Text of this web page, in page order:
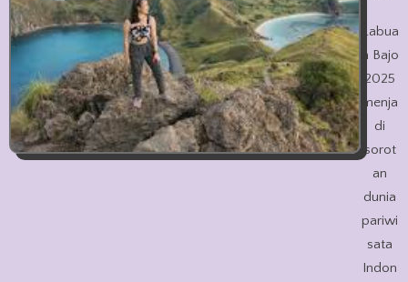
Labua
n Bajo
2025
menja
di
sorot
an
dunia
pariwi
sata
Indon